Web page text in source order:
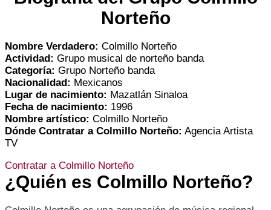
Norteño
Nombre Verdadero: Colmillo Norteño
Actividad: Grupo musical de norteño banda
Categoría: Grupo Norteño banda
Nacionalidad: Mexicanos
Lugar de nacimiento: Mazatlán Sinaloa
Fecha de nacimiento: 1996
Nombre artístico: Colmillo Norteño
Dónde Contratar a Colmillo Norteño: Agencia Artista
TV
Contratar a Colmillo Norteño
¿Quién es Colmillo Norteño?